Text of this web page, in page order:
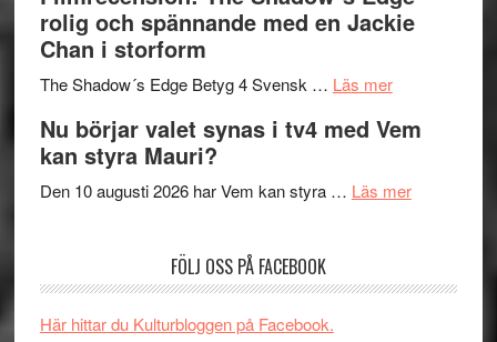
Pöntinen
Artipelag
in
samtal
teater
rolig och spännande med en Jackie
Chan i storform
The Shadow´s Edge Betyg 4 Svensk … Läs merom
The
´s
och
Nu börjar valet synas i tv4 med Vem
kan styra Mauri?
Den 10 augusti 2026 har Vem kan styra … Läs merom
synas
FÖLJ OSS PÅ FACEBOOK
Här hittar du Kulturbloggen på Facebook.